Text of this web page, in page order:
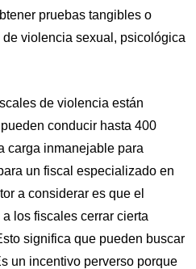
pruebas tangibles o
violencia sexual, psicológica
de violencia están
conducir hasta 400
carga inmanejable para
un fiscal especializado en
a considerar es que el
los fiscales cerrar cierta
significa que pueden buscar
un incentivo perverso porque